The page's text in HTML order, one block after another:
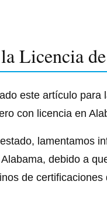
Licencia
este artículo para
con licencia en
lamentamos
debido a
de certificaciones